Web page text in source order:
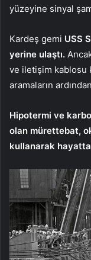
yüzeyine sinyal
Kardeş gemi USS
yerine ulaştı.
ve iletişim kablosu
aramaların
Hipotermi ve
olan mürettebat,
kullanarak hayatta